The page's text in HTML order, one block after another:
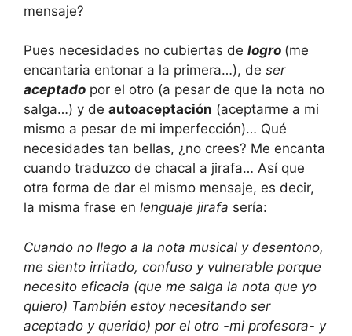
mensaje?
Pues necesidades no cubiertas de logro (me
encantaria entonar a la primera…), de ser
aceptado por el otro (a pesar de que la nota no
salga…) y de autoaceptación (aceptarme a mi
mismo a pesar de mi imperfección)… Qué
necesidades tan bellas, ¿no crees? Me encanta
cuando traduzco de chacal a jirafa… Así que
otra forma de dar el mismo mensaje, es decir,
la misma frase en lenguaje jirafa sería:
Cuando no llego a la nota musical y desentono,
me siento irritado, confuso y vulnerable porque
necesito eficacia (que me salga la nota que yo
quiero) También estoy necesitando ser
aceptado y querido) por el otro -mi profesora- y